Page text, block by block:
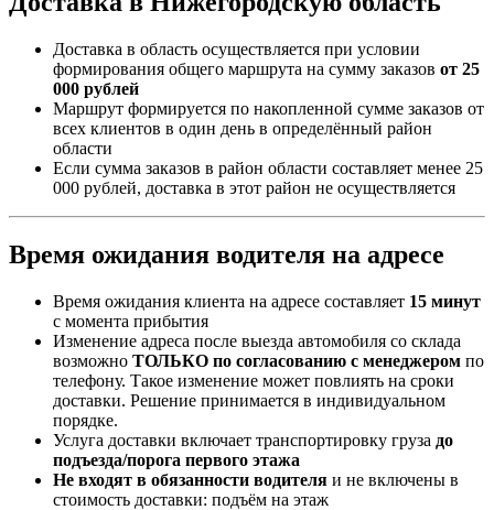
Доставка в область осуществляется при условии
формирования общего маршрута на сумму заказов от 25
000 рублей
Маршрут формируется по накопленной сумме заказов от
всех клиентов в один день в определённый район
области
Если сумма заказов в район области составляет менее 25
000 рублей, доставка в этот район не осуществляется
Время ожидания водителя на адресе
Время ожидания клиента на адресе составляет 15 минут
с момента прибытия
Изменение адреса после выезда автомобиля со склада
возможно ТОЛЬКО по согласованию с менеджером по
телефону. Такое изменение может повлиять на сроки
доставки. Решение принимается в индивидуальном
порядке.
Услуга доставки включает транспортировку груза до
подъезда/порога первого этажа
Не входят в обязанности водителя и не включены в
стоимость доставки: подъём на этаж